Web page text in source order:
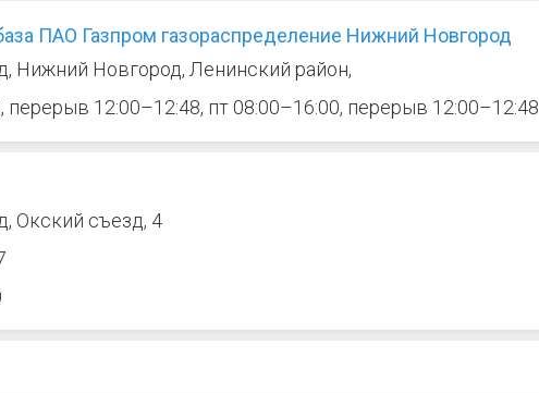
ПАО Газпром газораспределение Нижний Новгород
Нижний Новгород, Ленинский район,
перерыв 12:00–12:48, пт 08:00–16:00, перерыв 12:00–12:48
Окский съезд, 4